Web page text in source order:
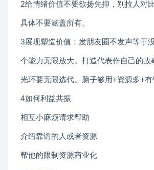
2给情绪价值不要欲扬先抑，别拉人对
具体不要涵盖所有。
3展现塑造价值：发朋友圈不发声等于
个能力无限放大。打造代表作自己的故
光环要无限选代。脑子够用+资源多+有
4如何利益共振
相互小麻烦请求帮助
介绍靠谱的人或者资源
帮他的限制资源商业化